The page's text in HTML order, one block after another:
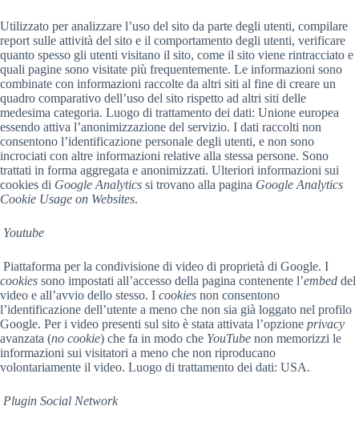
Utilizzato per analizzare l’uso del sito da parte degli utenti, compilare
report sulle attività del sito e il comportamento degli utenti, verificare
quanto spesso gli utenti visitano il sito, come il sito viene rintracciato e
quali pagine sono visitate più frequentemente. Le informazioni sono
combinate con informazioni raccolte da altri siti al fine di creare un
quadro comparativo dell’uso del sito rispetto ad altri siti delle
medesima categoria. Luogo di trattamento dei dati: Unione europea
essendo attiva l’anonimizzazione del servizio. I dati raccolti non
consentono l’identificazione personale degli utenti, e non sono
incrociati con altre informazioni relative alla stessa persone. Sono
trattati in forma aggregata e anonimizzati. Ulteriori informazioni sui
cookies di Google Analytics si trovano alla pagina Google Analytics
Cookie Usage on Websites.
Youtube
Piattaforma per la condivisione di video di proprietà di Google. I
cookies sono impostati all’accesso della pagina contenente l’embed del
video e all’avvio dello stesso. I cookies non consentono
l’identificazione dell’utente a meno che non sia già loggato nel profilo
Google. Per i video presenti sul sito è stata attivata l’opzione privacy
avanzata (no cookie) che fa in modo che YouTube non memorizzi le
informazioni sui visitatori a meno che non riproducano
volontariamente il video. Luogo di trattamento dei dati: USA.
Plugin Social Network